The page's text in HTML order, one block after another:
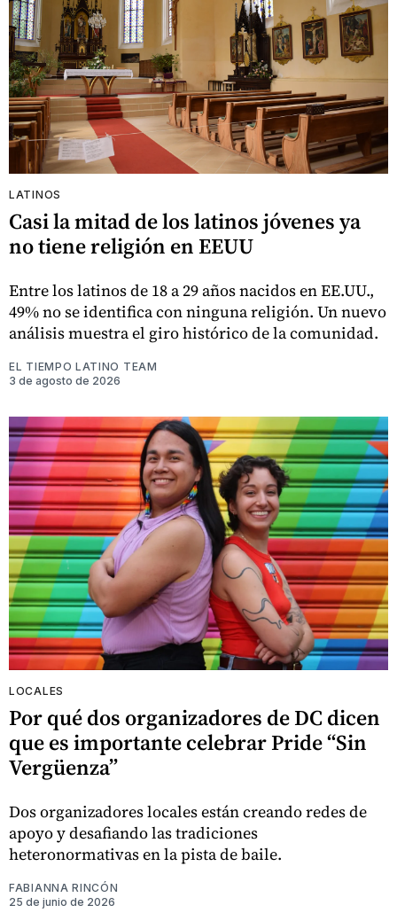
LATINOS
Casi la mitad de los latinos jóvenes ya
no tiene religión en EEUU
Entre los latinos de 18 a 29 años nacidos en EE.UU.,
49% no se identifica con ninguna religión. Un nuevo
análisis muestra el giro histórico de la comunidad.
EL TIEMPO LATINO TEAM
3 de agosto de 2026
LOCALES
Por qué dos organizadores de DC dicen
que es importante celebrar Pride “Sin
Vergüenza”
Dos organizadores locales están creando redes de
apoyo y desafiando las tradiciones
heteronormativas en la pista de baile.
FABIANNA RINCÓN
25 de junio de 2026